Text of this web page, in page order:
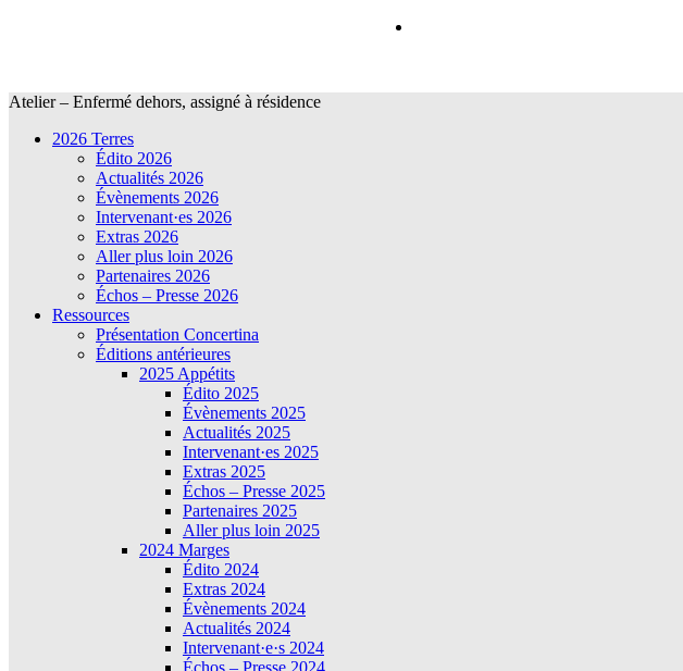
Atelier – Enfermé dehors, assigné à résidence
2026 Terres
Édito 2026
Actualités 2026
Évènements 2026
Intervenant·es 2026
Extras 2026
Aller plus loin 2026
Partenaires 2026
Échos – Presse 2026
Ressources
Présentation Concertina
Éditions antérieures
2025 Appétits
Édito 2025
Évènements 2025
Actualités 2025
Intervenant·es 2025
Extras 2025
Échos – Presse 2025
Partenaires 2025
Aller plus loin 2025
2024 Marges
Édito 2024
Extras 2024
Évènements 2024
Actualités 2024
Intervenant·e·s 2024
Échos – Presse 2024